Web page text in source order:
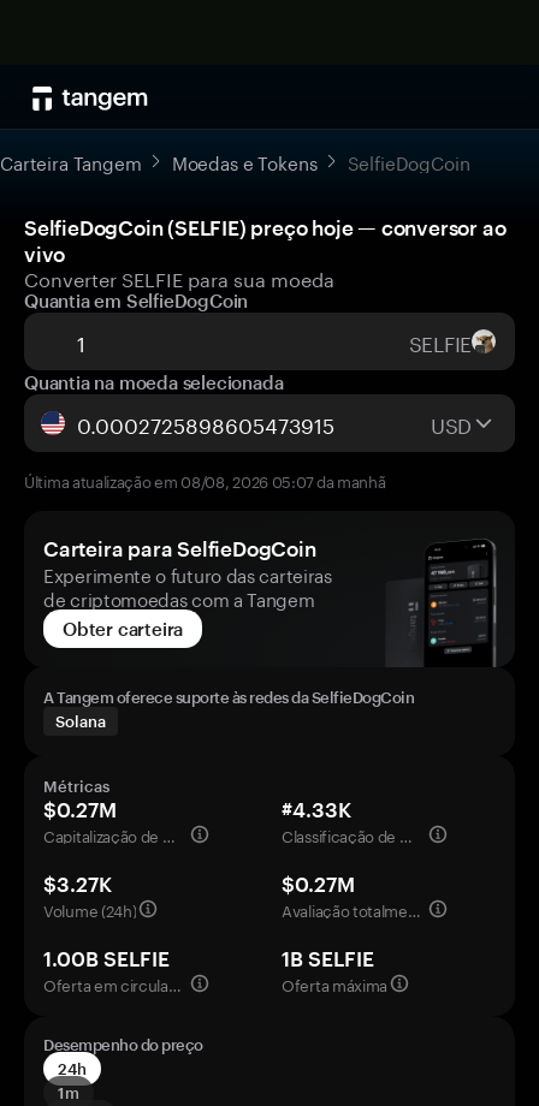
Carteira Tangem Moedas e Tokens SelfieDogCoin
SelfieDogCoin (SELFIE) preço hoje — conversor ao
vivo
Converter SELFIE para sua moeda
Quantia em SelfieDogCoin
SELFIE
Quantia na moeda selecionada
USD
Última atualização em 08/08, 2026 05:07 da manhã
Carteira para SelfieDogCoin
Experimente o futuro das carteiras
de criptomoedas com a Tangem
Obter carteira
A Tangem oferece suporte às redes da SelfieDogCoin
Solana
Métricas
$0.27M
Capitalização de mercado
#4.33K
Classificação de mercado
$3.27K
Volume (24h)
$0.27M
Avaliação totalmente diluída
1.00B SELFIE
Oferta em circulação
1B SELFIE
Oferta máxima
Desempenho do preço
24h
1m